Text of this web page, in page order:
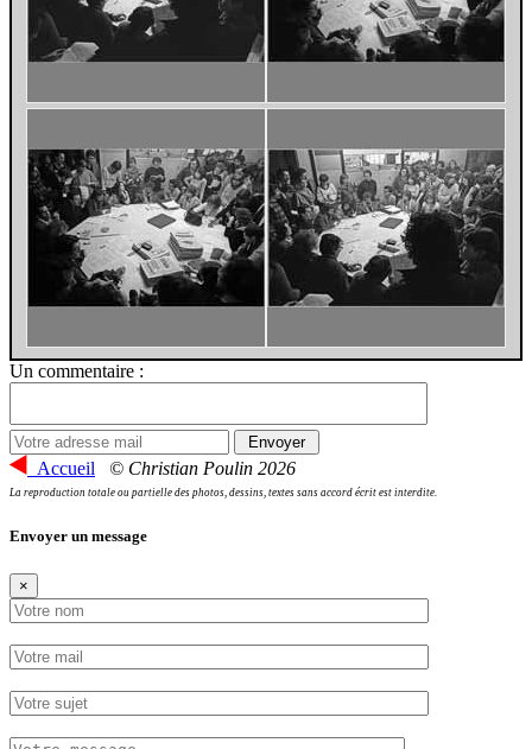
Un commentaire :
Accueil © Christian Poulin 2026
La reproduction totale ou partielle des photos, dessins, textes sans accord écrit est interdite.
Envoyer un message
×